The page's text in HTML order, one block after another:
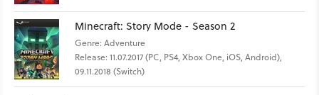
Minecraft: Story Mode - Season 2
Genre: Adventure
Release: 11.07.2017 (PC, PS4, Xbox One, iOS, Android),
09.11.2018 (Switch)